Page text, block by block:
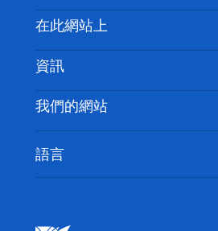
喳
喳
聯絡我們
免責聲明
隱私
Cookie 通知
在此網站上
目的地
要做的事情
新南威爾士州公路旅行
活動
住宿
資訊
旅行資訊
無障礙雪梨
列出您的業務
我們的網站
語言